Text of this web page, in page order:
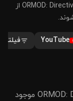
نیست. به‌محض شروع پخش، استریم‌های زندهٔ ORMOD: Directive از
YouTube
در حال حاضر استریم زنده‌ای در ORMOD: Directive موجود